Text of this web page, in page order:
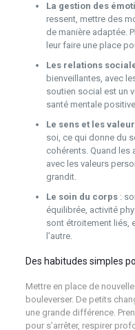
La gestion des
ressent, mettre des
de manière adaptée.
leur faire une place
Les relations
bienveillantes, avec
soutien social est un
santé mentale
Le sens et les
soi, ce qui donne du
cohérents. Quand
avec les valeurs
grandit.
Le soin du corps:
équilibrée, activité
sont étroitement liés,
l’autre.
Des habitudes simples
Mettre en place de
bouleverser. De petits
une grande différence.
pour s’arrêter, respirer